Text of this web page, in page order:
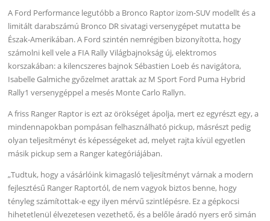
A Ford Performance legutóbb a Bronco Raptor izom-SUV modellt és a
limitált darabszámú Bronco DR sivatagi versenygépet mutatta be
Észak-Amerikában. A Ford szintén nemrégiben bizonyította, hogy
számolni kell vele a FIA Rally Világbajnokság új, elektromos
korszakában: a kilencszeres bajnok Sébastien Loeb és navigátora,
Isabelle Galmiche győzelmet arattak az M Sport Ford Puma Hybrid
Rally1 versenygéppel a mesés Monte Carlo Rallyn.
A friss Ranger Raptor is ezt az örökséget ápolja, mert ez egyrészt egy, a
mindennapokban pompásan felhasználható pickup, másrészt pedig
olyan teljesítményt és képességeket ad, melyet rajta kívül egyetlen
másik pickup sem a Ranger kategóriájában.
„Tudtuk, hogy a vásárlóink kimagasló teljesítményt várnak a modern
fejlesztésű Ranger Raptortól, de nem vagyok biztos benne, hogy
tényleg számítottak-e egy ilyen mérvű szintlépésre. Ez a gépkocsi
hihetetlenül élvezetesen vezethető, és a belőle áradó nyers erő simán